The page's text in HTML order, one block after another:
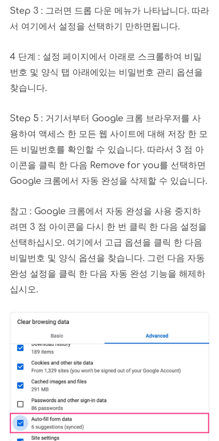
Step 3 : 그러면 드롭 다운 메뉴가 나타납니다. 따라
서 여기에서 설정을 선택하기 만하면됩니다.
4 단계 : 설정 페이지에서 아래로 스크롤하여 비밀
번호 및 양식 탭 아래에있는 비밀번호 관리 옵션을
찾습니다.
Step 5 : 거기서부터 Google 크롬 브라우저를 사
용하여 액세스 한 모든 웹 사이트에 대해 저장 한 모
든 비밀번호를 확인할 수 있습니다. 따라서 3 점 아
이콘을 클릭 한 다음 Remove for you를 선택하면
Google 크롬에서 자동 완성을 삭제할 수 있습니다.
참고 : Google 크롬에서 자동 완성을 사용 중지하
려면 3 점 아이콘을 다시 한 번 클릭 한 다음 설정을
선택하십시오. 여기에서 고급 옵션을 클릭 한 다음
비밀번호 및 양식 옵션을 찾습니다. 그런 다음 자동
완성 설정을 클릭 한 다음 자동 완성 기능을 해제하
십시오.